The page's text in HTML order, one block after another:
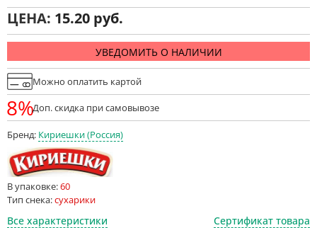
ЦЕНА: 15.20
УВЕДОМИТЬ О НАЛИЧИИ
Можно оплатить картой
8%Доп. скидка при самовывозе
Бренд: Кириешки (Россия)
В упаковке:60
Тип снека:сухарики
Все характеристики Сертификат товара